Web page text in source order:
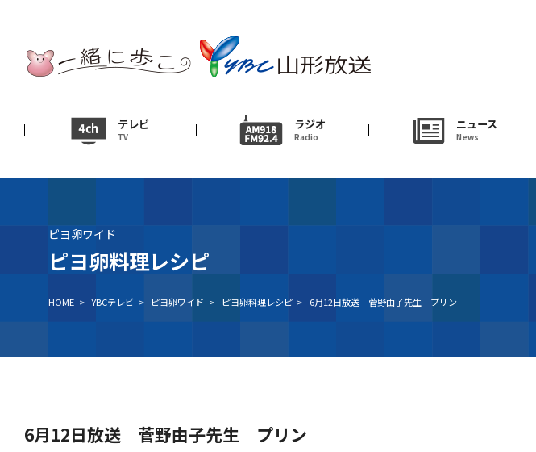
テレビ
TV
ラジオ
Radio
ニュース
News
テレビ
ニュース
News
イベント
ＹＢＣオンデマンド
ピヨ卵ワイド
ピヨ卵料理レシピ
HOME > YBCテレビ > ピヨ卵ワイド > ピヨ卵料理レシピ > 6月12日放送 菅野由子先生 プリン
6月12日放送 菅野由子先生 プリン